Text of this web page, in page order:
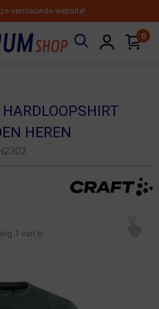
vernieuwde website!
0
HEREN
1 van 6